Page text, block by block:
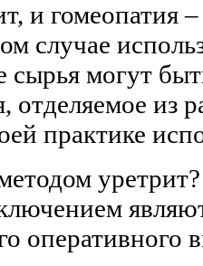
и гомеопатия
случае
сырья могут
из
практике
оперативного